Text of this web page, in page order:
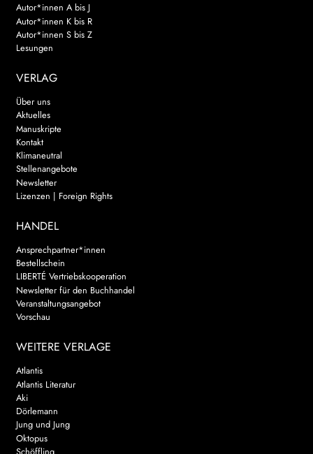
Autor*innen A bis J
Autor*innen K bis R
Autor*innen S bis Z
Lesungen
VERLAG
Über uns
Aktuelles
Manuskripte
Kontakt
Klimaneutral
Stellenangebote
Newsletter
Lizenzen | Foreign Rights
HANDEL
Ansprechpartner*innen
Bestellschein
LIBERTÉ Vertriebskooperation
Newsletter für den Buchhandel
Veranstaltungsangebot
Vorschau
WEITERE VERLAGE
Atlantis
Atlantis Literatur
Aki
Dörlemann
Jung und Jung
Oktopus